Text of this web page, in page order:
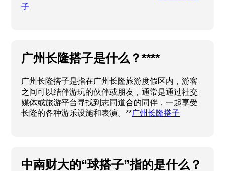
子
广州长隆搭子是什么？****
广州长隆搭子是指在广州长隆旅游度假区内，游客
之间可以结伴游玩的伙伴或朋友，通常是通过社交
媒体或旅游平台寻找到志同道合的同伴，一起享受
长隆的各种游乐设施和表演。**广州长隆搭子
中南财大的“球搭子”指的是什么？